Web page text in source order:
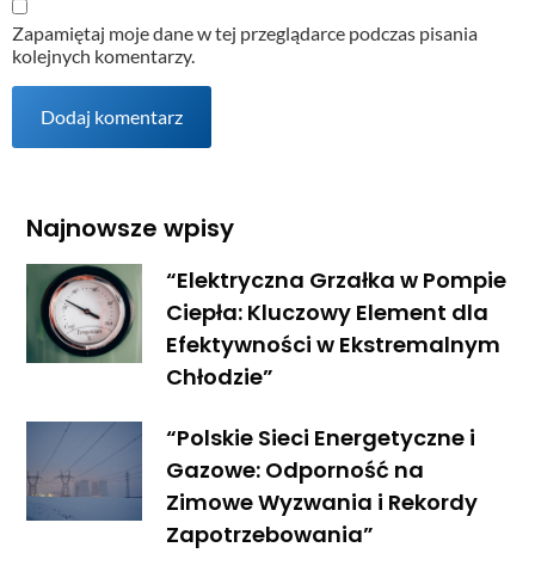
Zapamiętaj moje dane w tej przeglądarce podczas pisania
kolejnych komentarzy.
Najnowsze wpisy
“Elektryczna Grzałka w Pompie
Ciepła: Kluczowy Element dla
Efektywności w Ekstremalnym
Chłodzie”
“Polskie Sieci Energetyczne i
Gazowe: Odporność na
Zimowe Wyzwania i Rekordy
Zapotrzebowania”